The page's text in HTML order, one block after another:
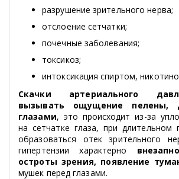
разрушение зрительного нерва;
отслоение сетчатки;
почечные заболевания;
токсикоз;
интоксикация спиртом,
Скачки артериального
вызывать ощущение пелены,
глазами, это происходит из-за
на сетчатке глаза, при длительном
образоваться отек зрительного
гипертензии характерно
остроты зрения, появление
мушек перед глазами.